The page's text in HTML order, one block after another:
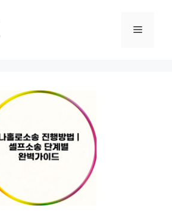
메